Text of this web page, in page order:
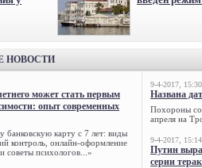
НОВОСТИ
может стать первым
опыт современных
банковскую карту с 7 лет: виды
контроль, онлайн-оформление
советы психологов...»
9-4-2017, 15:30
Названа
Похороны
апреля на
9-4-2017, 15:14
Путин
серии